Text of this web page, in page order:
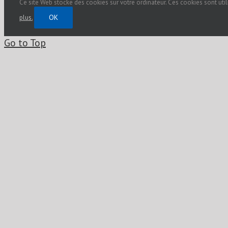
Ce site Web stocke des cookies sur votre ordinateur. Ces cookies sont
plus.
OK
Go to Top